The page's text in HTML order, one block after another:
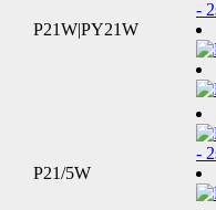
P21W|PY21W
P21/5W